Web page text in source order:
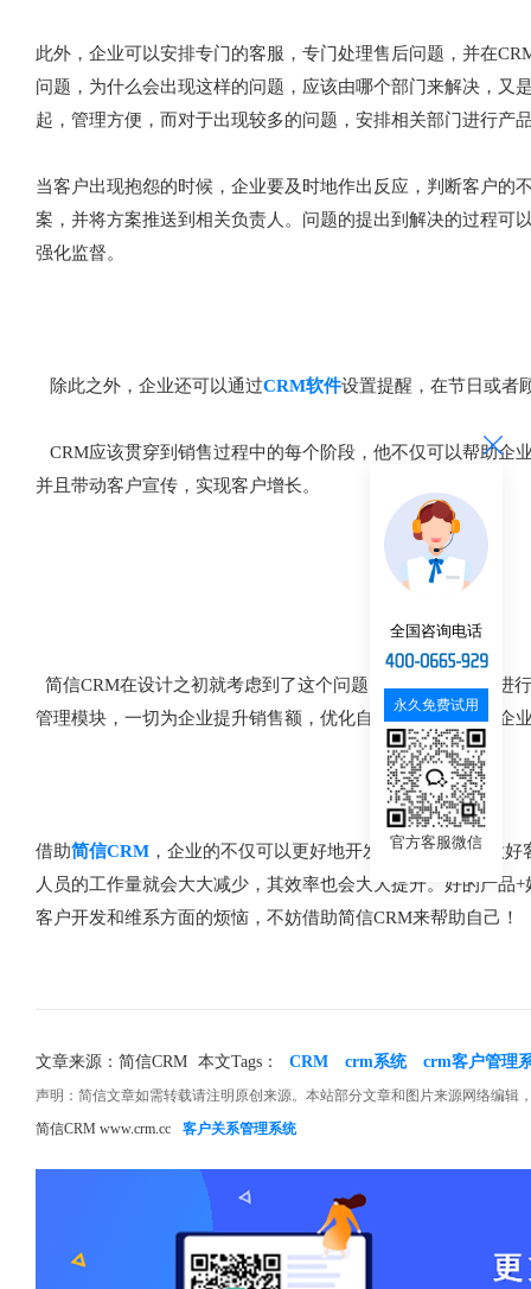
此外，企业可以安排专门的客服，专门处理售后问题，并在
问题，为什么会出现这样的问题，应该由哪个部门来解决，
起，管理方便，而对于出现较多的问题，安排相关部门进行产
当客户出现抱怨的时候，企业要及时地作出反应，判断客户的
案，并将方案推送到相关负责人。问题的提出到解决的过程可
强化监督。
除此之外，企业还可以通过CRM软件设置提醒，在节日或者
CRM应该贯穿到销售过程中的每个阶段，他不仅可以帮助企
并且带动客户宣传，实现客户增长。
简信CRM在设计之初就考虑到了这个问题，将CRM的功能进
管理模块，一切为企业提升销售额，优化自身管理服务，让企
借助简信CRM ，企业的不仅可以更好地开发客户，也可以做
人员的工作量就会大大减少，其效率也会大大提升。好的产品
客户开发和维系方面的烦恼，不妨借助简信CRM来帮助自己！
文章来源：简信CRM 本文Tags： CRM crm系统 crm客户管理
声明：简信文章如需转载请注明原创来源。本站部分文章和图片来源网络编
简信CRM www.crm.cc
客户关系管理系统
全国咨询电话
永久免费试用
官方客服微信